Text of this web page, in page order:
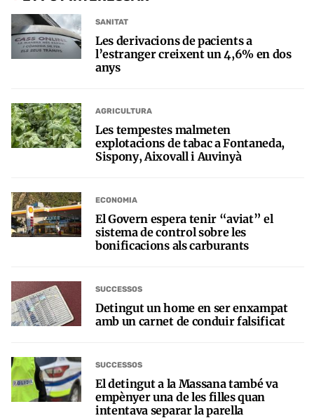
SANITAT
Les derivacions de pacients a
l’estranger creixent un 4,6% en dos
anys
AGRICULTURA
Les tempestes malmeten
explotacions de tabac a Fontaneda,
Sispony, Aixovall i Auvinyà
ECONOMIA
El Govern espera tenir “aviat” el
sistema de control sobre les
bonificacions als carburants
SUCCESSOS
Detingut un home en ser enxampat
amb un carnet de conduir falsificat
SUCCESSOS
El detingut a la Massana també va
empènyer una de les filles quan
intentava separar la parella